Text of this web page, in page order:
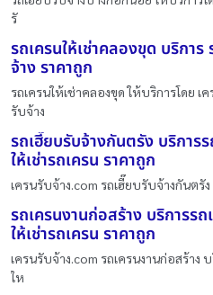
รั
รถเครนให้เช่าคลองขุด บริการ
จ้าง ราคาถูก
รถเครนให้เช่าคลองขุด ให้บริการโดย เ
รับจ้าง
รถเฮี๊ยบรับจ้างกันตรัง บริการร
ให้เช่ารถเครน ราคาถูก
เครนรับจ้าง.com รถเฮี๊ยบรับจ้างกันตรั
รถเครนงานก่อสร้าง บริการรถ
ให้เช่ารถเครน ราคาถูก
เครนรับจ้าง.com รถเครนงานก่อสร้าง
ให